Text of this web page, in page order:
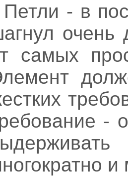
Петли - в
очень
самых
-